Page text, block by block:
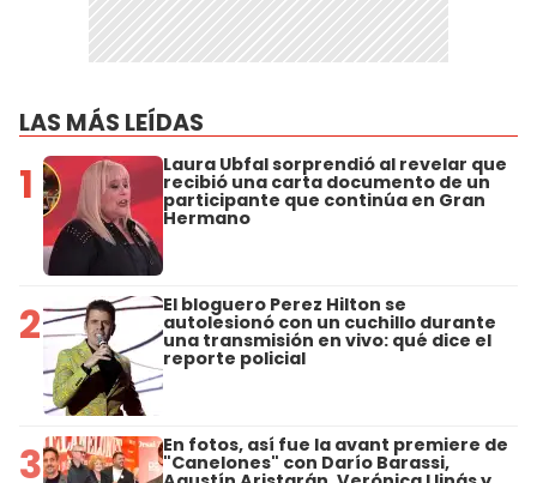
LAS MÁS LEÍDAS
1 Laura Ubfal sorprendió al revelar que
recibió una carta documento de un
participante que continúa en Gran
Hermano
2 El bloguero Perez Hilton se
autolesionó con un cuchillo durante
una transmisión en vivo: qué dice el
reporte policial
3 En fotos, así fue la avant premiere de
"Canelones" con Darío Barassi,